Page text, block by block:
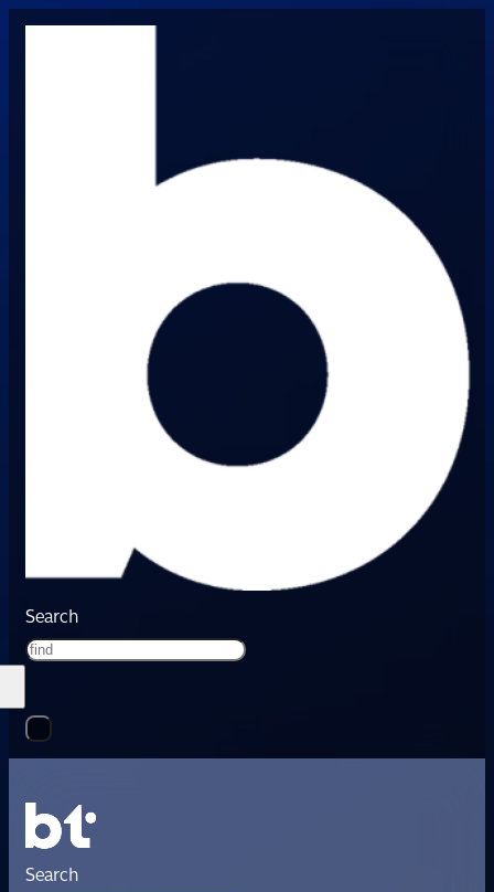
Search
Search